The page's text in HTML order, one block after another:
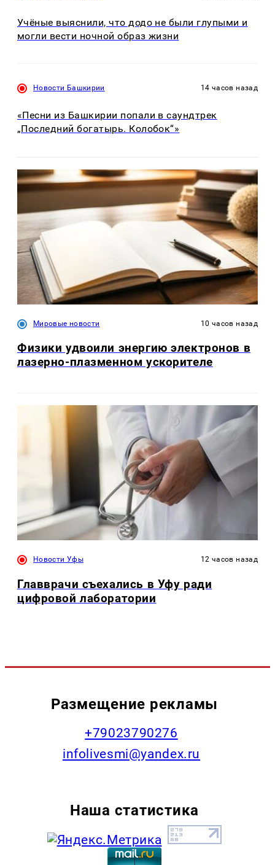
Учёные выяснили, что додо не были глупыми и
могли вести ночной образ жизни
Новости Башкирии 14 часов назад
«Песни из Башкирии попали в саундтрек
„Последний богатырь. Колобок“»
Мировые новости 10 часов назад
Физики удвоили энергию электронов в
лазерно-плазменном ускорителе
Новости Уфы 12 часов назад
Главврачи съехались в Уфу ради
цифровой лаборатории
Размещение рекламы
+79023790276
infolivesmi@yandex.ru
Наша статистика